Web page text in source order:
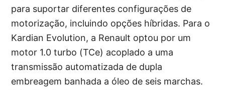
para suportar diferentes configurações de
motorização, incluindo opções híbridas. Para o
Kardian Evolution, a Renault optou por um
motor 1.0 turbo (TCe) acoplado a uma
transmissão automatizada de dupla
embreagem banhada a óleo de seis marchas.